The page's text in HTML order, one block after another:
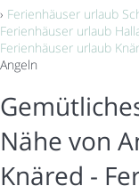
› Ferienhäuser urlaub
Ferienhäuser urlaub
Ferienhäuser urlaub
Angeln
Nähe von
Knäred -